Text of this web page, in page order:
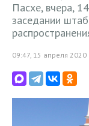
Пасхе, вчера,
заседании
09:47, 15 апреля 2020